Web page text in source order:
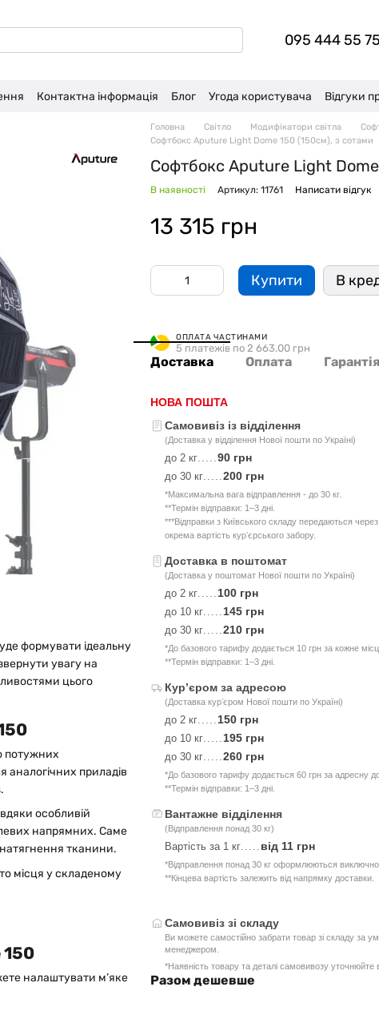
095 444 55 75
Контактна інформація Блог Угода користувача Відгуки
формувати ідеальну
увагу на
цього
потужних
аналогічних приладів
особливій
напрямних. Саме
тканини.
місця у складеному
150
налаштувати м’яке
Головна Світло Модифікатори світла
Софтбокс Aputure Light Dome 150 (150см), з сотами
Софтбокс Aputure Light
В наявності Артикул: 11761 Написати відгук
13 315 грн
Купити В
ОПЛАТА ЧАСТИНАМИ
5 платежів по 2 663.00 грн
Доставка Оплата Гарантія
НОВА ПОШТА
Самовивіз із відділення
(Доставка у відділення Нової пошти по Україні)
до 2 кг.....90 грн
до 30 кг.....200 грн
*Максимальна вага відправлення - до 30 кг.
**Термін відправки: 1–3 дні.
***Відправки з Київського складу передаються
окрема вартість курʼєрського забору.
Доставка в поштомат
(Доставка у поштомат Нової пошти по Україні)
до 2 кг..... 100 грн
до 10 кг..... 145 грн
до 30 кг.....210 грн
*До базового тарифу додається 10 грн за кожне
**Термін відправки: 1–3 дні.
Курʼєром за адресою
(Доставка курʼєром Нової пошти по Україні)
до 2 кг..... 150 грн
до 10 кг..... 195 грн
до 30 кг.....260 грн
*До базового тарифу додається 60 грн за адресну
**Термін відправки: 1–3 дні.
Вантажне відділення
(Відправлення понад 30 кг)
Вартість за 1 кг..... від 11 грн
*Відправлення понад 30 кг оформлюються виключно
**Кінцева вартість залежить від напрямку доставки.
Самовивіз зі складу
Ви можете самостійно забрати товар зі складу за
менеджером.
*Наявність товару та деталі самовивозу
Разом дешевше